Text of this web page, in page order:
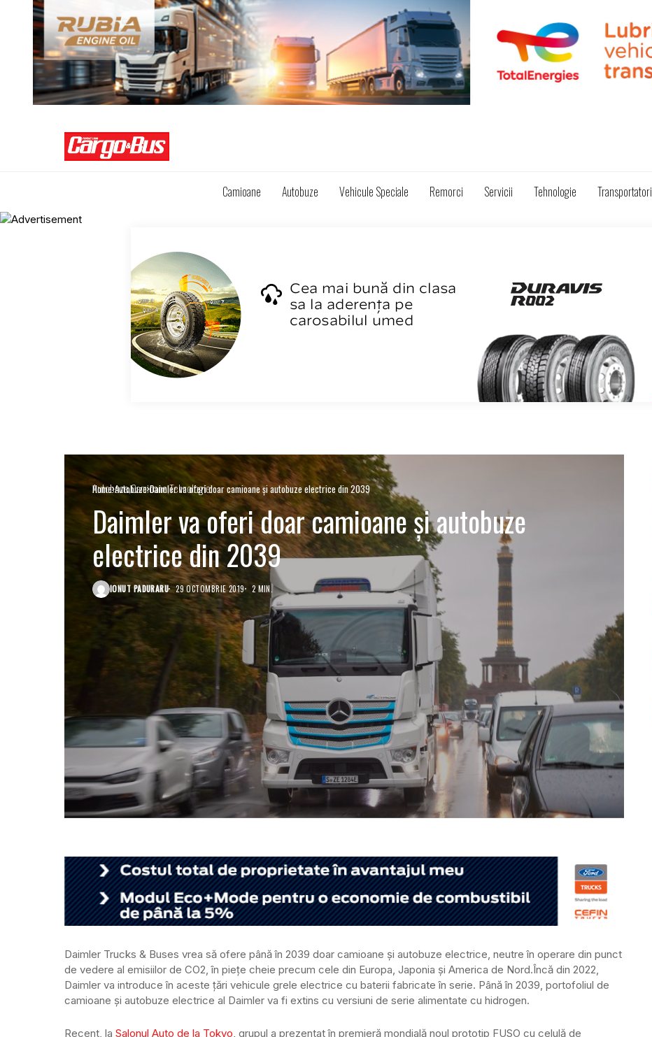
Camioane Autobuze Vehicule Speciale Remorci Servicii Tehnologie Transportatori
Home Autobuze Daimler va oferi doar camioane și autobuze electrice din 2039
AutobuzeCamioaneTehnologie
Daimler va oferi doar camioane și autobuze
electrice din 2039
IONUT PADURARU 29 OCTOMBRIE 2019 2 MIN.
Daimler Trucks & Buses vrea să ofere până în 2039 doar camioane și autobuze electrice, neutre în operare din punct
de vedere al emisiilor de CO2, în piețe cheie precum cele din Europa, Japonia și America de Nord.Încă din 2022,
Daimler va introduce în aceste țări vehicule grele electrice cu baterii fabricate în serie. Până în 2039, portofoliul de
camioane și autobuze electrice al Daimler va fi extins cu versiuni de serie alimentate cu hidrogen.
Recent, la Salonul Auto de la Tokyo , grupul a prezentat în premieră mondială noul prototip FUSO cu celulă de